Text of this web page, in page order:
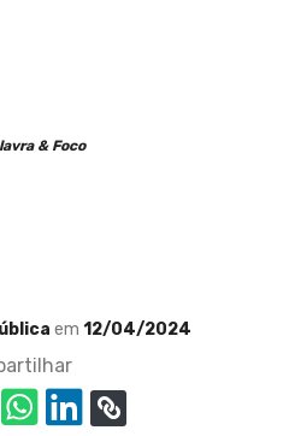
& Foco
em 12/04/2024